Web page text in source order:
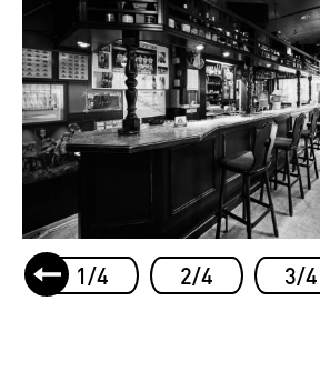
1/4 2/4 3/4